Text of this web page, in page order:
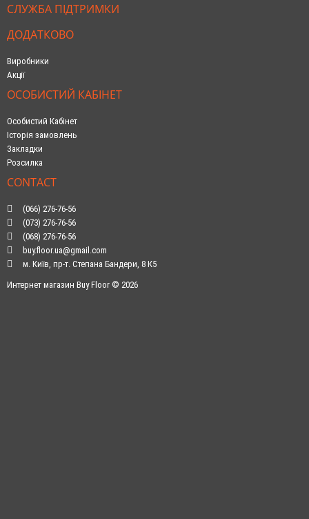
СЛУЖБА ПІДТРИМКИ
ДОДАТКОВО
Виробники
Акції
ОСОБИСТИЙ КАБІНЕТ
Особистий Кабінет
Історія замовлень
Закладки
Розсилка
CONTACT
(066) 276-76-56
(073) 276-76-56
(068) 276-76-56
buy.floor.ua@gmail.com
м. Київ, пр-т. Степана Бандери, 8 К5
Интернет магазин Buy Floor © 2026